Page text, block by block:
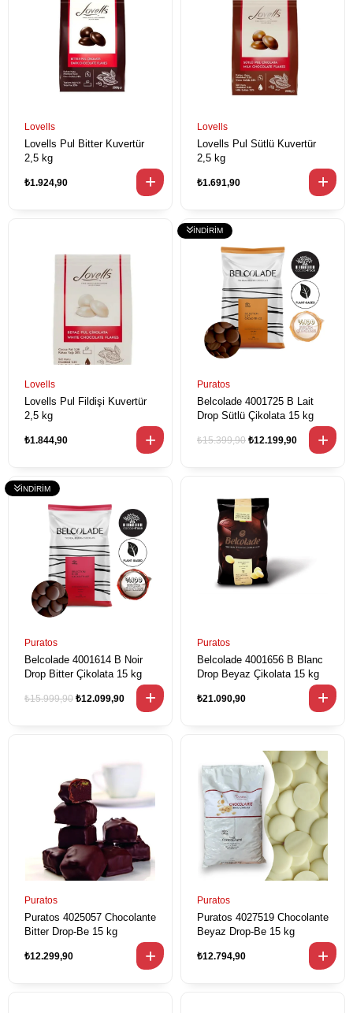
Lovells
Lovells Pul Bitter Kuvertür
2,5 kg
₺1.924,90
Lovells
Lovells Pul Sütlü Kuvertür
2,5 kg
₺1.691,90
Lovells
Lovells Pul Fildişi Kuvertür
2,5 kg
₺1.844,90
Puratos
Belcolade 4001725 B Lait
Drop Sütlü Çikolata 15 kg
₺12.199,90
₺15.399,90
Puratos
Belcolade 4001614 B Noir
Drop Bitter Çikolata 15 kg
₺12.099,90
₺15.999,90
Puratos
Belcolade 4001656 B Blanc
Drop Beyaz Çikolata 15 kg
₺21.090,90
Puratos
Puratos 4025057 Chocolante
Bitter Drop-Be 15 kg
₺12.299,90
Puratos
Puratos 4027519 Chocolante
Beyaz Drop-Be 15 kg
₺12.794,90